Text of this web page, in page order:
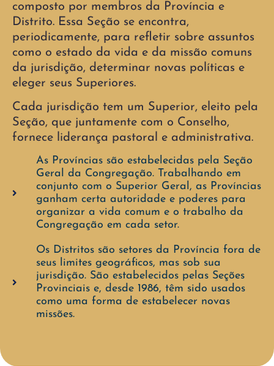
composto por membros da Província e
Distrito. Essa Seção se encontra,
periodicamente, para refletir sobre assuntos
como o estado da vida e da missão comuns
da jurisdição, determinar novas políticas e
eleger seus Superiores.
Cada jurisdição tem um Superior, eleito pela
Seção, que juntamente com o Conselho,
fornece liderança pastoral e administrativa.
As Províncias são estabelecidas pela Seção
Geral da Congregação. Trabalhando em
conjunto com o Superior Geral, as Províncias
ganham certa autoridade e poderes para
organizar a vida comum e o trabalho da
Congregação em cada setor.
Os Distritos são setores da Província fora de
seus limites geográficos, mas sob sua
jurisdição. São estabelecidos pelas Seções
Provinciais e, desde 1986, têm sido usados
como uma forma de estabelecer novas
missões.